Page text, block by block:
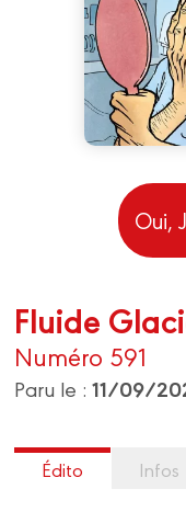
Oui,
Fluide
Numéro 591
Paru le :11/09/
Édito Infos